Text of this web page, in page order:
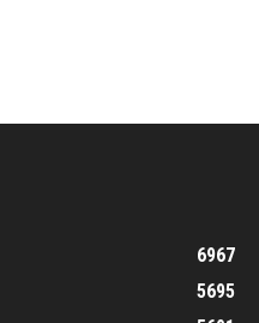
6967
5695